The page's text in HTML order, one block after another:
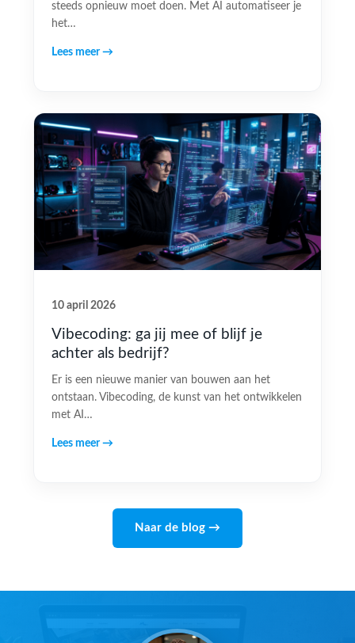
steeds opnieuw moet doen. Met AI automatiseer je
het…
Lees meer →
10 april 2026
Vibecoding: ga jij mee of blijf je
achter als bedrijf?
Er is een nieuwe manier van bouwen aan het
ontstaan. Vibecoding, de kunst van het ontwikkelen
met AI…
Lees meer →
Naar de blog →